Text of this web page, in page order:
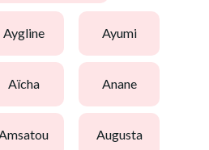
aygline ayumi
aïcha anane
amsatou augusta